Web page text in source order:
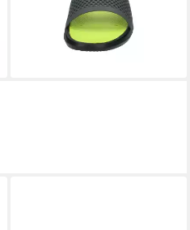
lieferbar - in 3-4 Werktagen bei dir